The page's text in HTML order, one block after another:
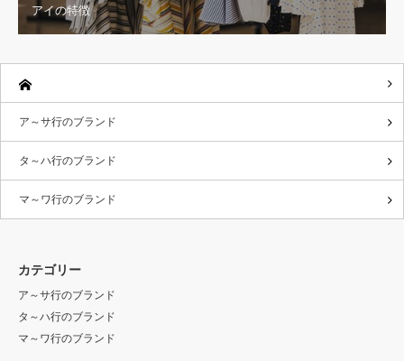
アイの特徴
ア～サ行のブランド
タ～ハ行のブランド
マ～ワ行のブランド
カテゴリー
ア～サ行のブランド
タ～ハ行のブランド
マ～ワ行のブランド